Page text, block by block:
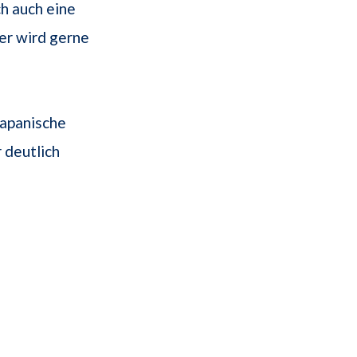
auch eine
wird gerne
deutlich